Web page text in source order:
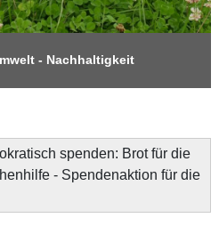
- Nachhaltigkeit
spenden: Brot für die
- Spendenaktion für die